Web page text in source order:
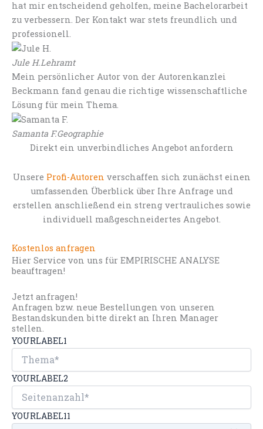
hat mir entscheidend geholfen, meine Bachelorarbeit
zu verbessern. Der Kontakt war stets freundlich und
professionell.
Jule H.Lehramt
Mein persönlicher Autor von der Autorenkanzlei
Beckmann fand genau die richtige wissenschaftliche
Lösung für mein Thema.
Samanta F.Geographie
Direkt ein unverbindliches Angebot anfordern
Unsere Profi-Autoren verschaffen sich zunächst einen
umfassenden Überblick über Ihre Anfrage und
erstellen anschließend ein streng vertrauliches sowie
individuell maßgeschneidertes Angebot.
Kostenlos anfragen
Hier Service von uns für EMPIRISCHE ANALYSE
beauftragen!
Jetzt anfragen!
Anfragen bzw. neue Bestellungen von unseren
Bestandskunden bitte direkt an Ihren Manager
stellen.
YOURLABEL1
YOURLABEL2
YOURLABEL11